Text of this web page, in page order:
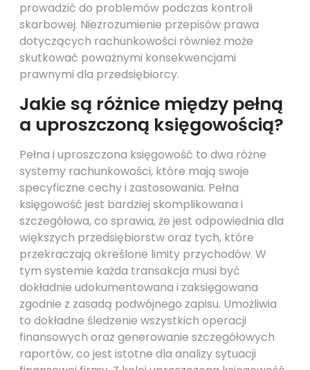
prowadzić do problemów podczas kontroli
skarbowej. Niezrozumienie przepisów prawa
dotyczących rachunkowości również może
skutkować poważnymi konsekwencjami
prawnymi dla przedsiębiorcy.
Jakie są różnice między pełną
a uproszczoną księgowością?
Pełna i uproszczona księgowość to dwa różne
systemy rachunkowości, które mają swoje
specyficzne cechy i zastosowania. Pełna
księgowość jest bardziej skomplikowana i
szczegółowa, co sprawia, że jest odpowiednia dla
większych przedsiębiorstw oraz tych, które
przekraczają określone limity przychodów. W
tym systemie każda transakcja musi być
dokładnie udokumentowana i zaksięgowana
zgodnie z zasadą podwójnego zapisu. Umożliwia
to dokładne śledzenie wszystkich operacji
finansowych oraz generowanie szczegółowych
raportów, co jest istotne dla analizy sytuacji